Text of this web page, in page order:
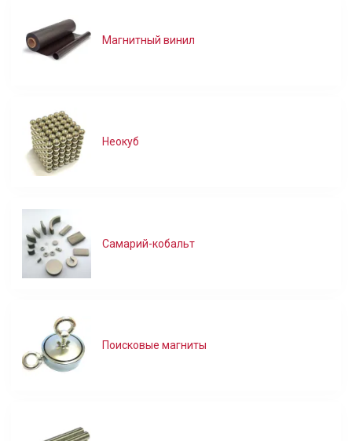
Магнитный винил
Неокуб
Самарий-кобальт
Поисковые магниты